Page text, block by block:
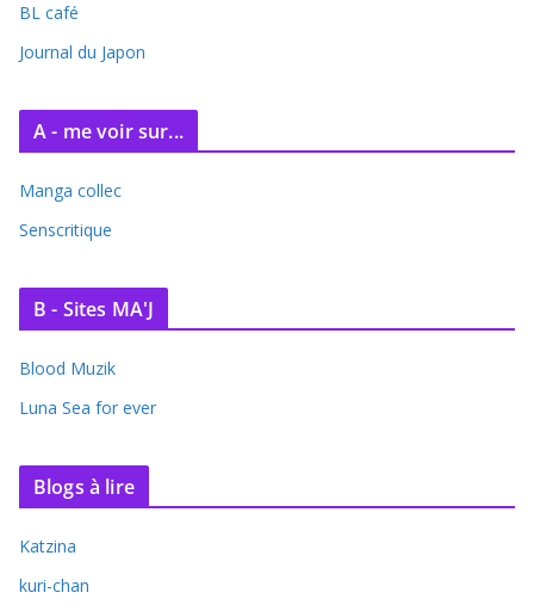
v
e
BL café
Journal du Japon
A - me voir sur...
Manga collec
Senscritique
B - Sites MA'J
Blood Muzik
Luna Sea for ever
Blogs à lire
Katzina
kuri-chan